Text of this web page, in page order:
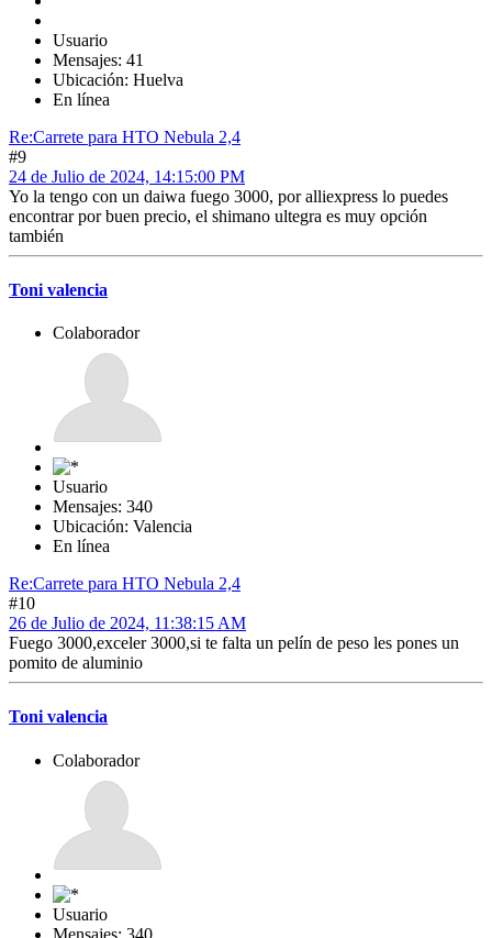
Usuario
Mensajes: 41
Ubicación: Huelva
En línea
Re:Carrete para HTO Nebula 2,4
#9
24 de Julio de 2024, 14:15:00 PM
Yo la tengo con un daiwa fuego 3000, por alliexpress lo puedes
encontrar por buen precio, el shimano ultegra es muy opción
también
Toni valencia
Colaborador
Usuario
Mensajes: 340
Ubicación: Valencia
En línea
Re:Carrete para HTO Nebula 2,4
#10
26 de Julio de 2024, 11:38:15 AM
Fuego 3000,exceler 3000,si te falta un pelín de peso les pones un
pomito de aluminio
Toni valencia
Colaborador
Usuario
Mensajes: 340